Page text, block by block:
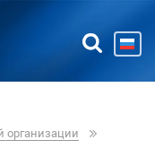
организации